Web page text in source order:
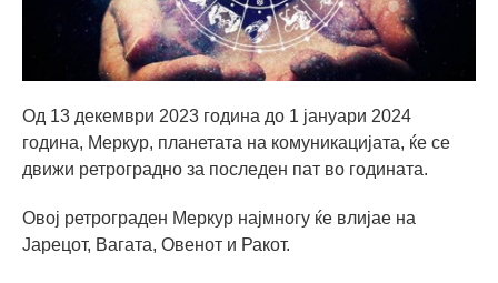
Од 13 декември 2023 година до 1 јануари 2024
година, Меркур, планетата на комуникацијата, ќе се
движи ретроградно за последен пат во годината.
Овој ретрограден Меркур најмногу ќе влијае на
Јарецот, Вагата, Овенот и Ракот.